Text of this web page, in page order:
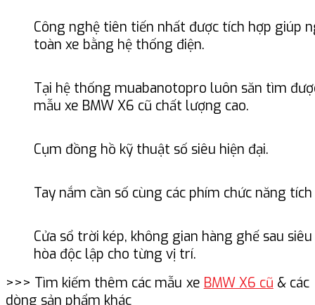
Công nghệ tiên tiến nhất được tích hợp giúp
toàn xe bằng hệ thống điện.
Tại hệ thống muabanotopro luôn săn tìm
mẫu xe BMW X6 cũ chất lượng cao.
Cụm đồng hồ kỹ thuật số siêu hiện đại.
Tay nắm cần số cùng các phím chức năng
Cửa sổ trời kép, không gian hàng ghế sau
hòa độc lập cho từng vị trí.
>>> Tìm kiếm thêm các mẫu xe BMW X6 cũ & các
dòng sản phẩm khác